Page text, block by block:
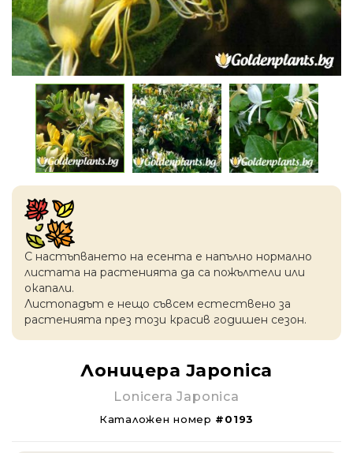
С настъпването на есентa е напълно нормално
листата на растенията да са пожълтели или
окапaли.
Листопадът е нещо съвсем естествено за
растенията през този красив годишен сезон.
Лоницера Japonica
Lonicera Japonica
Каталожен номер #0193